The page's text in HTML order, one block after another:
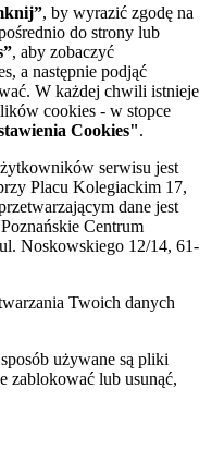
, by wyrazić zgodę na
do strony lub
, aby zobaczyć
a następnie podjąć
W każdej chwili istnieje
cookies - w stopce
Cookies".
serwisu jest
Placu Kolegiackim 17,
dane jest
Centrum
Noskowskiego 12/14, 61-
Twoich danych
używane są pliki
zablokować lub usunąć,